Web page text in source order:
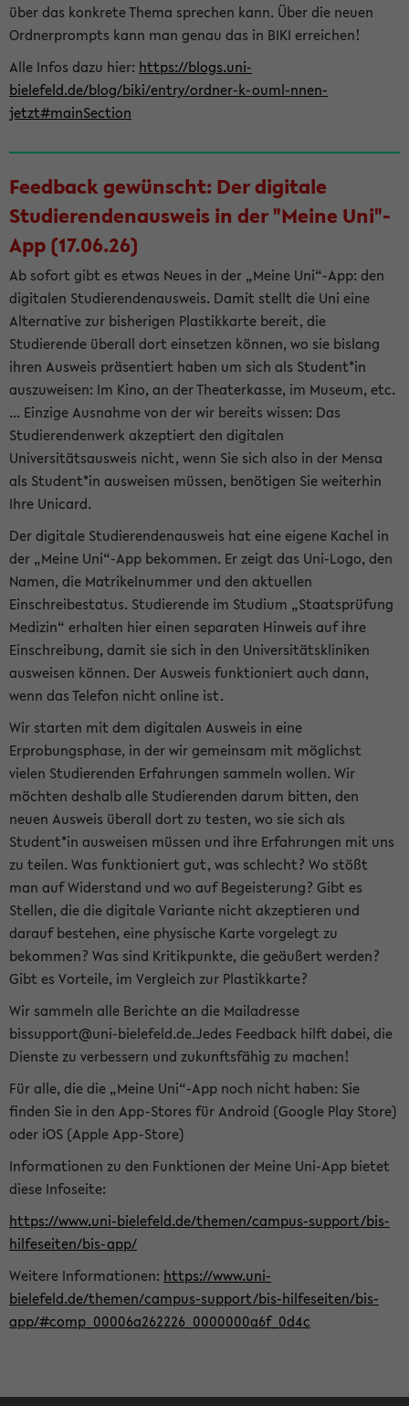
über das konkrete Thema sprechen kann. Über die neuen
Ordnerprompts kann man genau das in BIKI erreichen!
Alle Infos dazu hier: https://blogs.uni-
bielefeld.de/blog/biki/entry/ordner-k-ouml-nnen-
jetzt#mainSection
Feedback gewünscht: Der digitale
Studierendenausweis in der "Meine Uni"-
App (17.06.26)
Ab sofort gibt es etwas Neues in der „Meine Uni“-App: den
digitalen Studierendenausweis. Damit stellt die Uni eine
Alternative zur bisherigen Plastikkarte bereit, die
Studierende überall dort einsetzen können, wo sie bislang
ihren Ausweis präsentiert haben um sich als Student*in
auszuweisen: Im Kino, an der Theaterkasse, im Museum, etc.
... Einzige Ausnahme von der wir bereits wissen: Das
Studierendenwerk akzeptiert den digitalen
Universitätsausweis nicht, wenn Sie sich also in der Mensa
als Student*in ausweisen müssen, benötigen Sie weiterhin
Ihre Unicard.
Der digitale Studierendenausweis hat eine eigene Kachel in
der „Meine Uni“-App bekommen. Er zeigt das Uni-Logo, den
Namen, die Matrikelnummer und den aktuellen
Einschreibestatus. Studierende im Studium „Staatsprüfung
Medizin“ erhalten hier einen separaten Hinweis auf ihre
Einschreibung, damit sie sich in den Universitätskliniken
ausweisen können. Der Ausweis funktioniert auch dann,
wenn das Telefon nicht online ist.
Wir starten mit dem digitalen Ausweis in eine
Erprobungsphase, in der wir gemeinsam mit möglichst
vielen Studierenden Erfahrungen sammeln wollen. Wir
möchten deshalb alle Studierenden darum bitten, den
neuen Ausweis überall dort zu testen, wo sie sich als
Student*in ausweisen müssen und ihre Erfahrungen mit uns
zu teilen. Was funktioniert gut, was schlecht? Wo stößt
man auf Widerstand und wo auf Begeisterung? Gibt es
Stellen, die die digitale Variante nicht akzeptieren und
darauf bestehen, eine physische Karte vorgelegt zu
bekommen? Was sind Kritikpunkte, die geäußert werden?
Gibt es Vorteile, im Vergleich zur Plastikkarte?
Wir sammeln alle Berichte an die Mailadresse
bissupport@uni-bielefeld.de.Jedes Feedback hilft dabei, die
Dienste zu verbessern und zukunftsfähig zu machen!
Für alle, die die „Meine Uni“-App noch nicht haben: Sie
finden Sie in den App-Stores für Android (Google Play Store)
oder iOS (Apple App-Store)
Informationen zu den Funktionen der Meine Uni-App bietet
diese Infoseite:
https://www.uni-bielefeld.de/themen/campus-support/bis-
hilfeseiten/bis-app/
Weitere Informationen: https://www.uni-
bielefeld.de/themen/campus-support/bis-hilfeseiten/bis-
app/#comp_00006a262226_0000000a6f_0d4c